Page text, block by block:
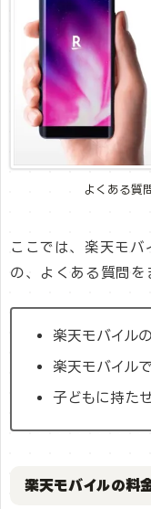
よくある質
ここでは、楽天モバ
の、よくある質問を
楽天モバイル
楽天モバイル
子どもに持た
楽天モバイルの料